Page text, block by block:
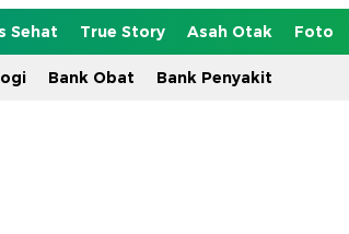
Sehat True Story Asah Otak Foto
Bank Obat Bank Penyakit